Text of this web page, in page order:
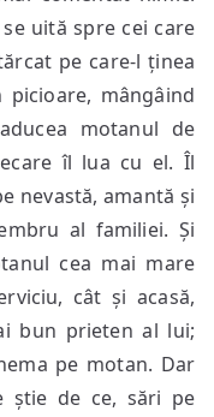
uită spre cei care
pe care-l ținea
mângâind
motanul de
îl lua cu el. Îl
nevastă, amantă și
al familiei. Și
cea mai mare
cât și acasă,
bun prieten al lui;
pe motan. Dar
știe de ce, sări pe